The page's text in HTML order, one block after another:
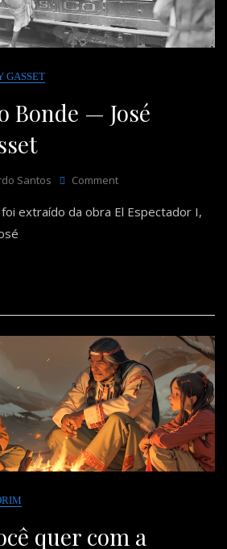
GASSET
Bonde — José
Santos CommentOn
Estética
foi extraído da obra El Espectador I,
quer com a